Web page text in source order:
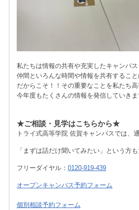
私たちは情報の共有や充実したキャンパ
仲間といろんな時間や情報を共有するこ
だからこそ！！その重要なことを私たち
今年度もたくさんの情報を発信していき
★ご相談・見学はこちらから★
トライ式高等学院 佐賀キャンパスでは、
「まずは話だけ聞いてみたい」という方
フリーダイヤル： 0120-919-439
オープンキャンパス予約フォーム
個別相談予約フォーム